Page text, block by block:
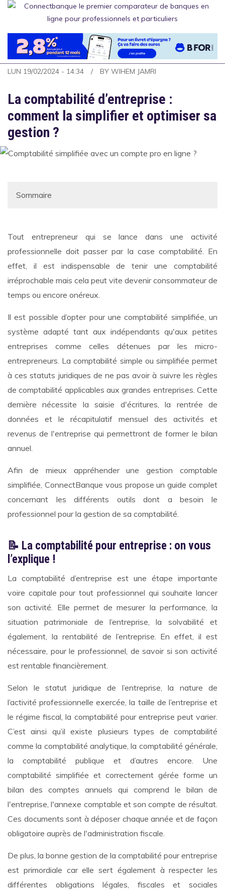
Aller
contenu
principal
LUN 19/02/2024 - 14:34 BY WIHEM JAMRI
La comptabilité d’entreprise :
comment la simplifier et optimiser sa
gestion ?
Tout entrepreneur qui se lance dans une activité
professionnelle doit passer par la case comptabilité. En
effet, il est indispensable de tenir une comptabilité
irréprochable mais cela peut vite devenir consommateur de
temps ou encore onéreux.
Il est possible d’opter pour une comptabilité simplifiée, un
système adapté tant aux indépendants qu'aux petites
entreprises comme celles détenues par les micro-
entrepreneurs. La comptabilité simple ou simplifiée permet
à ces statuts juridiques de ne pas avoir à suivre les règles
de comptabilité applicables aux grandes entreprises. Cette
dernière nécessite la saisie d'écritures, la rentrée de
données et le récapitulatif mensuel des activités et
revenus de l'entreprise qui permettront de former le bilan
annuel.
Afin de mieux appréhender une gestion comptable
simplifiée, ConnectBanque vous propose un guide complet
concernant les différents outils dont a besoin le
professionnel pour la gestion de sa comptabilité.
📝 La comptabilité pour entreprise : on vous
l’explique !
La comptabilité d’entreprise est une étape importante
voire capitale pour tout professionnel qui souhaite lancer
son activité. Elle permet de mesurer la performance, la
situation patrimoniale de l’entreprise, la solvabilité et
également, la rentabilité de l’entreprise. En effet, il est
nécessaire, pour le professionnel, de savoir si son activité
est rentable financièrement.
Selon le statut juridique de l’entreprise, la nature de
l’activité professionnelle exercée, la taille de l’entreprise et
le régime fiscal, la comptabilité pour entreprise peut varier.
C’est ainsi qu’il existe plusieurs types de comptabilité
comme la comptabilité analytique, la comptabilité générale,
la comptabilité publique et d’autres encore. Une
comptabilité simplifiée et correctement gérée forme un
bilan des comptes annuels qui comprend le bilan de
l'entreprise, l'annexe comptable et son compte de résultat.
Ces documents sont à déposer chaque année et de façon
obligatoire auprès de l'administration fiscale.
De plus, la bonne gestion de la comptabilité pour entreprise
est primordiale car elle sert également à respecter les
différentes obligations légales, fiscales et sociales